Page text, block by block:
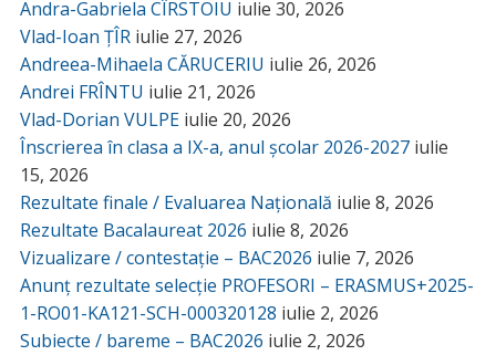
Andra-Gabriela CÎRSTOIU iulie 30, 2026
Vlad-Ioan ȚÎR iulie 27, 2026
Andreea-Mihaela CĂRUCERIU iulie 26, 2026
Andrei FRÎNTU iulie 21, 2026
Vlad-Dorian VULPE iulie 20, 2026
Înscrierea în clasa a IX-a, anul școlar 2026-2027 iulie
15, 2026
Rezultate finale / Evaluarea Națională iulie 8, 2026
Rezultate Bacalaureat 2026 iulie 8, 2026
Vizualizare / contestație – BAC2026 iulie 7, 2026
Anunț rezultate selecție PROFESORI – ERASMUS+2025-
1-RO01-KA121-SCH-000320128 iulie 2, 2026
Subiecte / bareme – BAC2026 iulie 2, 2026